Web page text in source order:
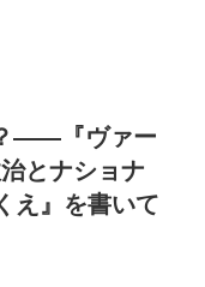
――『ヴァー
とナショナ
え』を書いて